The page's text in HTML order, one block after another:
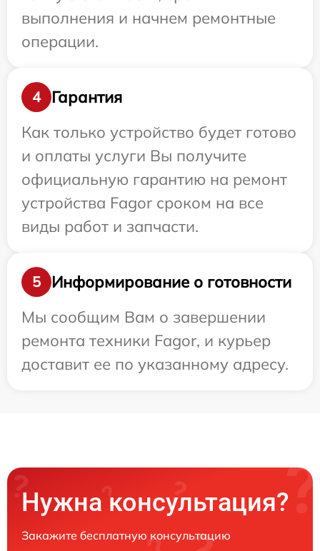
выполнения и начнем ремонтные
операции.
4
Гарантия
Как только устройство будет готово
и оплаты услуги Вы получите
официальную гарантию на ремонт
устройства Fagor сроком на все
виды работ и запчасти.
5
Информирование о готовности
Мы сообщим Вам о завершении
ремонта техники Fagor, и курьер
доставит ее по указанному адресу.
Нужна консультация?
Закажите бесплатную консультацию